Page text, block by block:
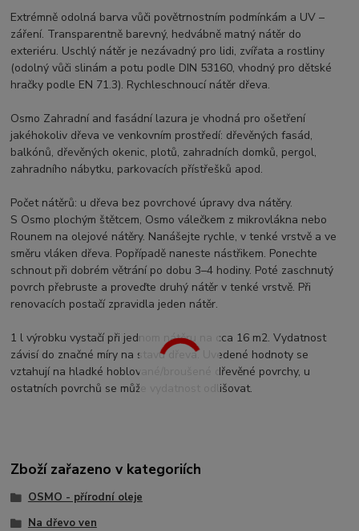
Extrémně odolná barva vůči povětrnostním podmínkám a UV –
záření. Transparentně barevný, hedvábně matný nátěr do
exteriéru. Uschlý nátěr je nezávadný pro lidi, zvířata a rostliny
(odolný vůči slinám a potu podle DIN 53160, vhodný pro dětské
hračky podle EN 71.3). Rychleschnoucí nátěr dřeva.
Osmo Zahradní and fasádní lazura je vhodná pro ošetření
jakéhokoliv dřeva ve venkovním prostředí: dřevěných fasád,
balkónů, dřevěných okenic, plotů, zahradních domků, pergol,
zahradního nábytku, parkovacích přístřešků apod.
Počet nátěrů: u dřeva bez povrchové úpravy dva nátěry.
S Osmo plochým štětcem, Osmo válečkem z mikrovlákna nebo
Rounem na olejové nátěry. Nanášejte rychle, v tenké vrstvě a ve
směru vláken dřeva. Popřípadě naneste nástřikem. Ponechte
schnout při dobrém větrání po dobu 3–4 hodiny. Poté zaschnutý
povrch přebruste a proveďte druhý nátěr v tenké vrstvě. Při
renovacích postačí zpravidla jeden nátěr.
1 l výrobku vystačí při jednom nátěru na cca 16 m2. Vydatnost
závisí do značné míry na stavu dřeva. Uvedené hodnoty se
vztahují na hladké hoblované/broušené dřevěné povrchy, u
ostatních povrchů se může vydatnost odlišovat.
Zboží zařazeno v kategoriích
OSMO - přírodní oleje
Na dřevo ven